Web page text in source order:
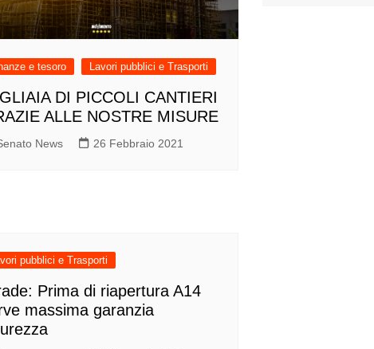
e tesoro Lavori pubblici e Trasporti
DI PICCOLI CANTIERI
ALLE NOSTRE MISURE
News 26 Febbraio 2021
pubblici e Trasporti
Prima di riapertura A14
massima garanzia